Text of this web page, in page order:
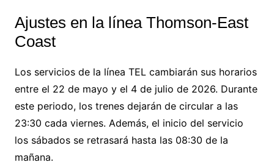
Ajustes en la línea Thomson-East
Coast
Los servicios de la línea TEL cambiarán sus horarios
entre el 22 de mayo y el 4 de julio de 2026. Durante
este periodo, los trenes dejarán de circular a las
23:30 cada viernes. Además, el inicio del servicio
los sábados se retrasará hasta las 08:30 de la
mañana.